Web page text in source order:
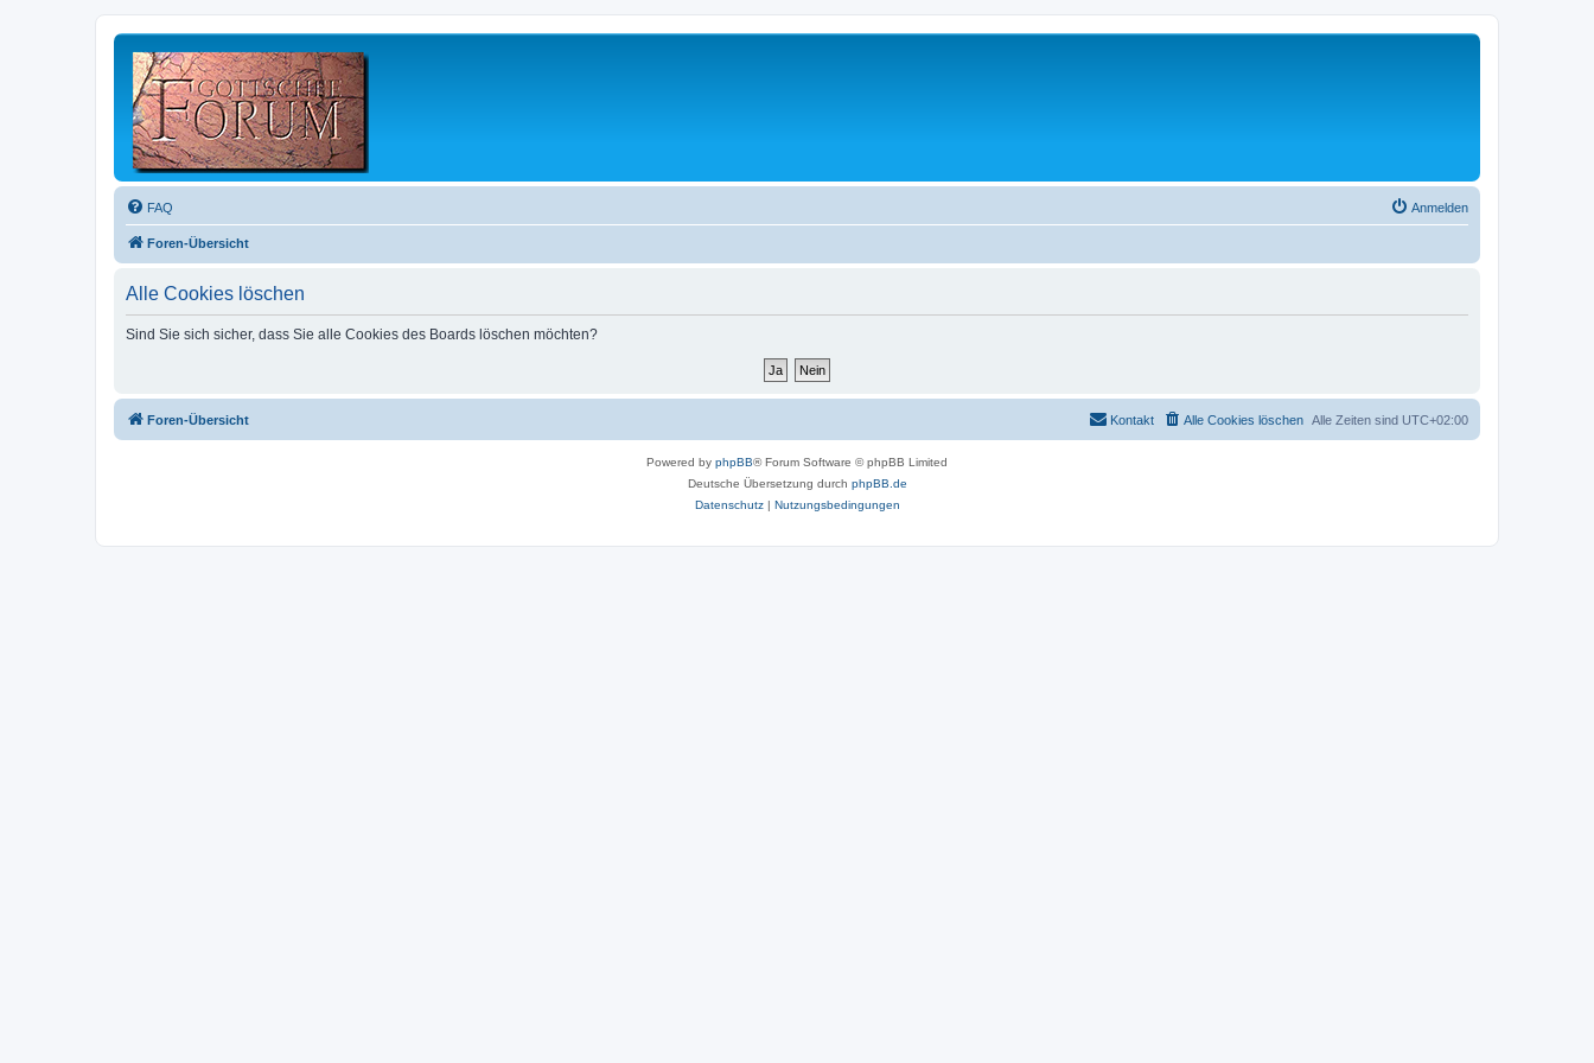
FAQ Anmelden
Foren-Übersicht
Alle Cookies löschen
Sind Sie sich sicher, dass Sie alle Cookies des Boards löschen möchten?
Foren-Übersicht Alle Zeiten sind UTC+02:00
Alle Cookies löschen
Kontakt
Powered by phpBB® Forum Software © phpBB Limited
Deutsche Übersetzung durch phpBB.de
Datenschutz| Nutzungsbedingungen